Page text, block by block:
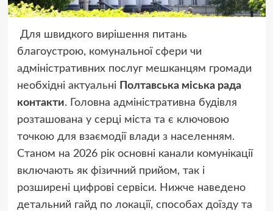
Для швидкого вирішення питань
благоустрою, комунальної сфери чи
адміністративних послуг мешканцям громади
необхідні актуальні Полтавська міська рада
контакти. Головна адміністративна будівля
розташована у серці міста та є ключовою
точкою для взаємодії влади з населенням.
Станом на 2026 рік основні канали комунікації
включають як фізичний прийом, так і
розширені цифрові сервіси. Нижче наведено
детальний гайд по локації, способах доїзду та